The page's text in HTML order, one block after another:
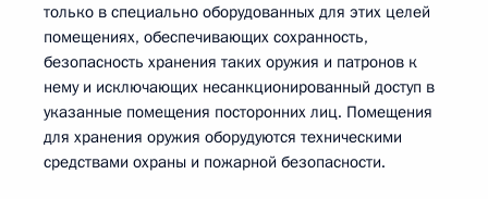
только в специально оборудованных для этих целей
помещениях, обеспечивающих сохранность,
безопасность хранения таких оружия и патронов к
нему и исключающих несанкционированный доступ в
указанные помещения посторонних лиц. Помещения
для хранения оружия оборудуются техническими
средствами охраны и пожарной безопасности.